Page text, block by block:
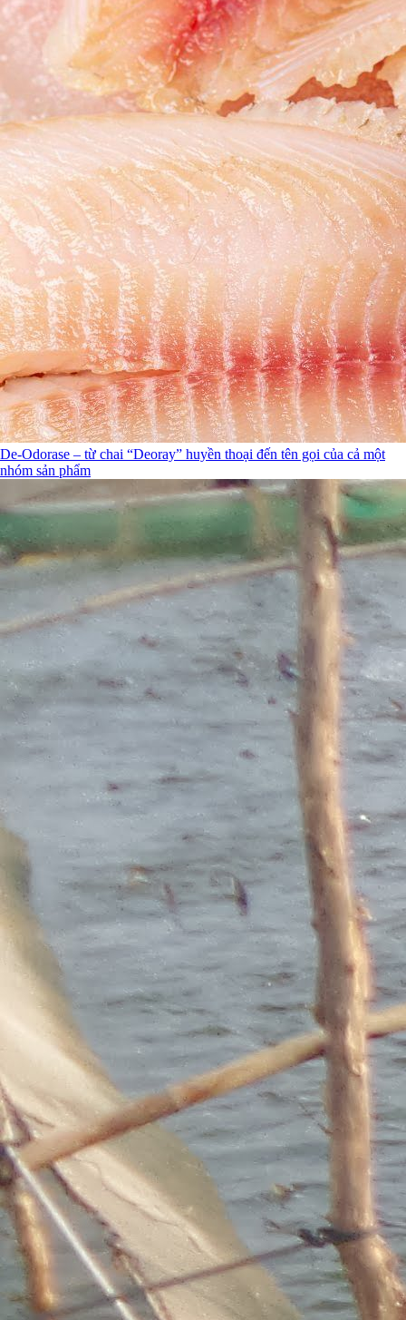
De-Odorase – từ chai “Deoray” huyền thoại đến tên gọi của cả một
nhóm sản phẩm